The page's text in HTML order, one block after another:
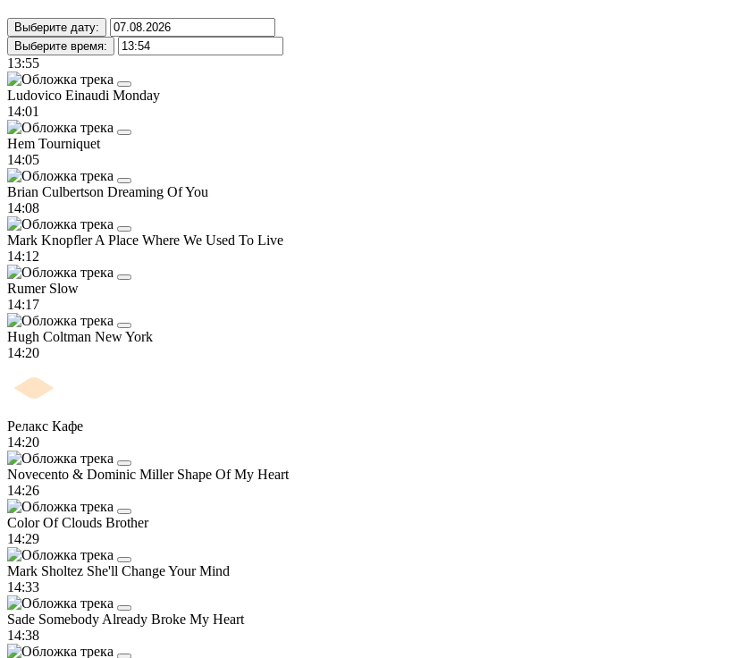
Выберите дату:
Выберите время:
13:55
Ludovico Einaudi Monday
14:01
Hem Tourniquet
14:05
Brian Culbertson Dreaming Of You
14:08
Mark KnopflerA Place Where We Used To Live
14:12
Rumer Slow
14:17
Hugh Coltman New York
14:20
Релакс Кафе
14:20
Novecento & Dominic Miller Shape Of My Heart
14:26
Color Of Clouds Brother
14:29
Mark Sholtez She'll Change Your Mind
14:33
Sade Somebody Already Broke My Heart
14:38